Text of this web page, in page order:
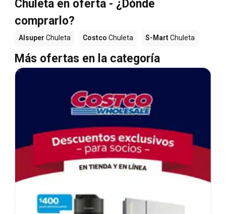
Chuleta en oferta - ¿Dónde
comprarlo?
Alsuper Chuleta Costco Chuleta S-MartChuleta
Más ofertas en la categoría